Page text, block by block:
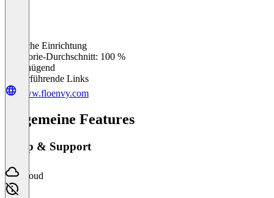
Einfache Einrichtung
Kategorie-Durchschnitt: 100 %
Ungenügend
Weiterführende Links
www.floenvy.com
Allgemeine Features
Setup & Support
Cloud